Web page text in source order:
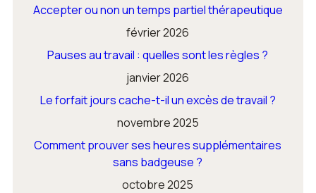
Accepter ou non un temps partiel thérapeutique
février 2026
Pauses au travail : quelles sont les règles ?
janvier 2026
Le forfait jours cache-t-il un excès de travail ?
novembre 2025
Comment prouver ses heures supplémentaires
sans badgeuse ?
octobre 2025